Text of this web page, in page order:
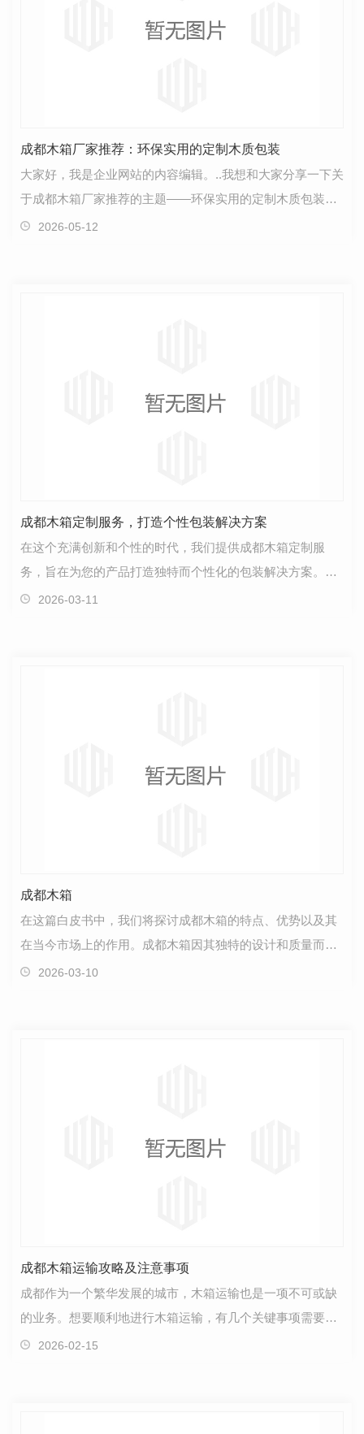
成都木箱厂家推荐：环保实用的定制木质包装
大家好，我是企业网站的内容编辑。..我想和大家分享一下关
于成都木箱厂家推荐的主题——环保实用的定制木质包装。
随着人们对环保意识的不断提高，越来越多的企业开…
2026-05-12
成都木箱定制服务，打造个性包装解决方案
在这个充满创新和个性的时代，我们提供成都木箱定制服
务，旨在为您的产品打造独特而个性化的包装解决方案。每
个产品都有其独特之处，而专为您量身定制的木箱能够.…
2026-03-11
成都木箱
在这篇白皮书中，我们将探讨成都木箱的特点、优势以及其
在当今市场上的作用。成都木箱因其独特的设计和质量而备
受关注。成都木箱是一种注重细节和工艺的产品，它们…
2026-03-10
成都木箱运输攻略及注意事项
成都作为一个繁华发展的城市，木箱运输也是一项不可或缺
的业务。想要顺利地进行木箱运输，有几个关键事项需要牢
记。首先，..你选择了信誉良好的运输公司。在成都有…
2026-02-15